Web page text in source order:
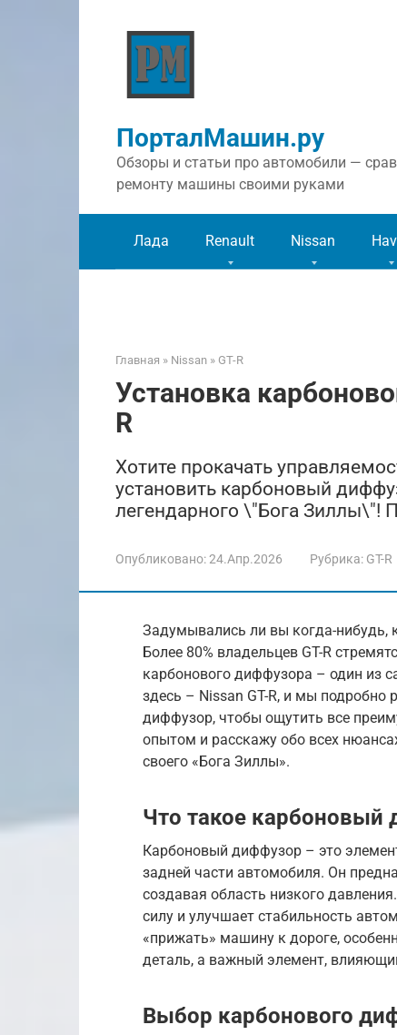
ПорталМашин.ру
Обзоры и статьи про автомобили —
ремонту машины своими руками
Лада Renault Nissan
Главная » Nissan » GT-R
Установка
R
Хотите прокачать
установить карбоновый
легендарного \"Бога Зиллы\"!
Опубликовано:24.Апр.2026 Рубрика: GT-R
Задумывались ли вы когда-нибудь,
Более 80% владельцев GT-R
карбонового диффузора – один из
здесь – Nissan GT-R, и мы подробно
диффузор, чтобы ощутить все
опытом и расскажу обо всех
своего «Бога Зиллы».
Что такое карбоновый
Карбоновый диффузор – это
задней части автомобиля. Он
создавая область низкого
силу и улучшает стабильность
«прижать» машину к дороге,
деталь, а важный элемент,
Выбор карбонового